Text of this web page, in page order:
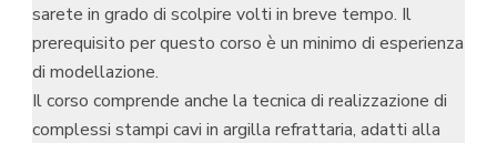
sarete in grado di scolpire volti in breve tempo. Il
prerequisito per questo corso è un minimo di esperienza
di modellazione.
Il corso comprende anche la tecnica di realizzazione di
complessi stampi cavi in argilla refrattaria, adatti alla